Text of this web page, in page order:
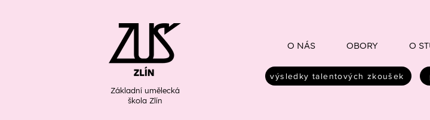
O NÁS OBORY O
výsledky talentových zkoušek
Základní umělecká
škola Zlín